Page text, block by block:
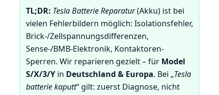
TL;DR: Tesla Batterie Reparatur(Akku) ist bei
vielen Fehlerbildern möglich: Isolationsfehler,
Brick-/Zellspannungsdifferenzen,
Sense-/BMB-Elektronik, Kontaktoren-
Sperren. Wir reparieren gezielt – für Model
S/X/3/Y in Deutschland & Europa. Bei „Tesla
batterie kaputt“ gilt: zuerst Diagnose, nicht